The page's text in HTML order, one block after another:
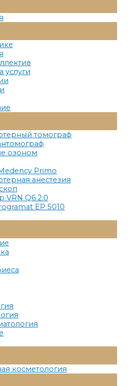
Меню
Меню
услуги
Меню
томограф
озоном
Primo
анестезия
VRN Q6 2.0
EP 5010
Меню
Меню
косметология